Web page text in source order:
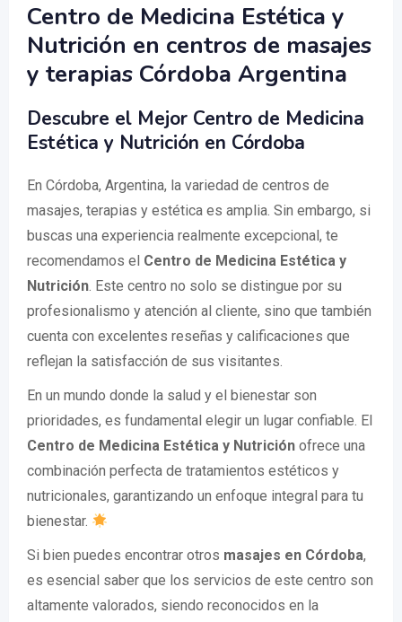
Centro de Medicina Estética y
Nutrición en centros de masajes
y terapias Córdoba Argentina
Descubre el Mejor Centro de Medicina
Estética y Nutrición en Córdoba
En Córdoba, Argentina, la variedad de centros de
masajes, terapias y estética es amplia. Sin embargo, si
buscas una experiencia realmente excepcional, te
recomendamos el Centro de Medicina Estética y
Nutrición. Este centro no solo se distingue por su
profesionalismo y atención al cliente, sino que también
cuenta con excelentes reseñas y calificaciones que
reflejan la satisfacción de sus visitantes.
En un mundo donde la salud y el bienestar son
prioridades, es fundamental elegir un lugar confiable. El
Centro de Medicina Estética y Nutrición ofrece una
combinación perfecta de tratamientos estéticos y
nutricionales, garantizando un enfoque integral para tu
bienestar.
Si bien puedes encontrar otros masajes en Córdoba,
es esencial saber que los servicios de este centro son
altamente valorados, siendo reconocidos en la